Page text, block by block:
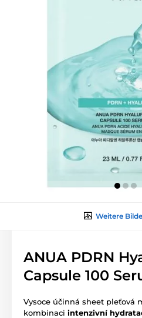
Weitere
ANUA PDRN
Capsule 100
Vysoce účinná sheet pleťová
kombinaci intenzivní